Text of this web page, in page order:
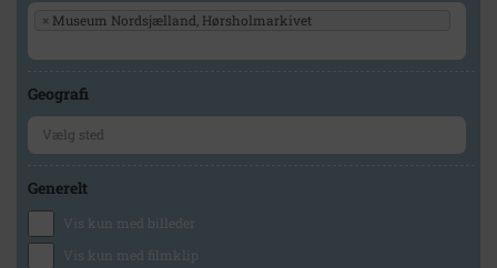
× Museum Nordsjælland, Hørsholmarkivet
Geografi
Generelt
Vis kun med billeder
Vis kun med filmklip